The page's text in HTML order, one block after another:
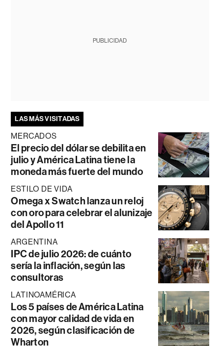
PUBLICIDAD
LAS MÁS VISITADAS
MERCADOS
El precio del dólar se debilita en
julio y América Latina tiene la
moneda más fuerte del mundo
ESTILO DE VIDA
Omega x Swatch lanza un reloj
con oro para celebrar el alunizaje
del Apollo 11
ARGENTINA
IPC de julio 2026: de cuánto
sería la inflación, según las
consultoras
LATINOAMÉRICA
Los 5 países de América Latina
con mayor calidad de vida en
2026, según clasificación de
Wharton